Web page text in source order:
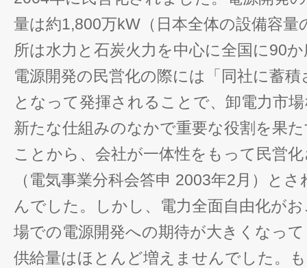
量は約1,800万kW（日本全体の設備容量
所は水力と石炭火力を中心に全国に90
電源開発の民営化の際には「同社に蓄
となって発揮されることで、卸電力市
新たな仕組みのなかで重要な役割を果
ことから、会社が一体性をもって民営
（電気事業分科会答申 2003年2月）と
んでした。しかし、電力全面自由化が
場での電源開発への期待が大きくなっ
供給量はほとんど増えませんでした。